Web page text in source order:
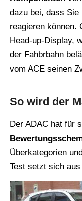
dazu bei, dass
reagieren können.
Head-up-Display,
der Fahbrbahn
vom ACE seinen
So wird der
Der ADAC hat für
Überkategorien
Test setzt sich